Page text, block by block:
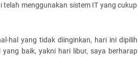
menggunakan sistem IT yang cukup
hal yang tidak diinginkan, hari ini dipilih
baik, yakni hari libur, saya berharap